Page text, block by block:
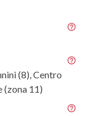
(8), Centro
(zona 11)